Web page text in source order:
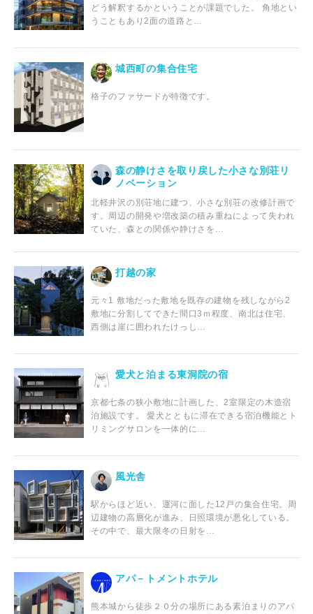
どう解釈するかということが課題でした。 角地とい
うこともあり2面の道路と…
城西町の集合住宅
格子のファサードが特徴です。
森の静けさを取り戻した小さな別荘リ
ノベーション
北軽井沢の別荘地に建つ、小さな別荘の改修計画で
す。周辺の開発や増改築の積み重ねによって失われ
ていた、森との関係や静けさを…
打越の家
元々1 敷地だった敷地を既存の建物を残しながら2
敷地に分割してできた間⼝3ｍ程度、南北は住宅、
⻄側は崖に囲われたけっし…
愛犬と泊まる東洞院の宿
京都七条の狭小敷地に計画した、2室限定の木造宿
泊施設です。 愛犬とともに滞在できる宿泊機能とト
リミングサロンを一体的に…
風光舎
駅からほど近い、運河に面した12戸の集合住宅。周
辺建物の高層化が進み、日照環境が悪化している。
その中で、最大限冬の日射を…
アパ－トメントホテル
熊本城から徒歩２０分の場所にある素泊まりのアパ